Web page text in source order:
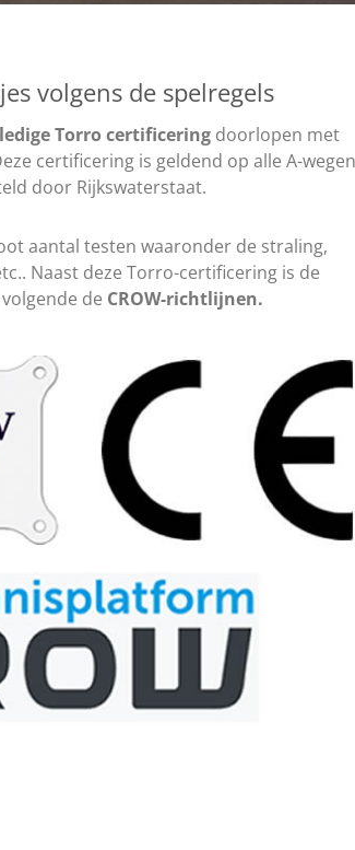
volgens de spelregels
Torro certificering doorlopen met
certificering is geldend op alle A-wegen
door Rijkswaterstaat.
aantal testen waaronder de straling,
Naast deze Torro-certificering is de
de CROW-richtlijnen.